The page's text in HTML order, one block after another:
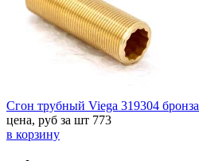
Сгон трубный Viega 319304 бронза
цена, руб за шт 773
в корзину